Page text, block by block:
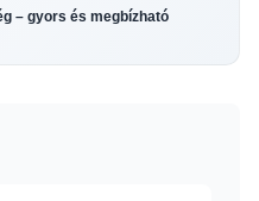
– gyors és megbízható